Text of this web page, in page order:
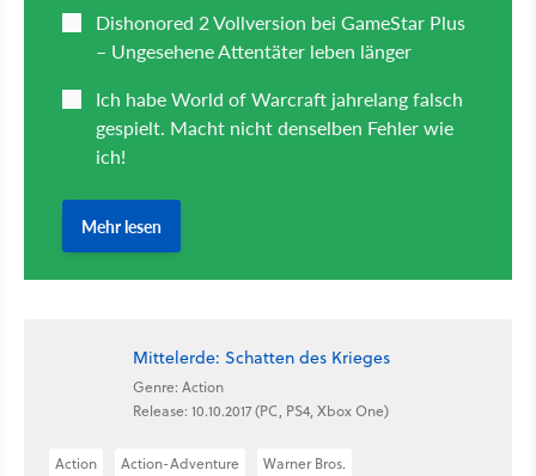
Mittelerde: Schatten des Krieges
Genre: Action
Release: 10.10.2017 (PC, PS4, Xbox One)
Action Action-Adventure Warner Bros.